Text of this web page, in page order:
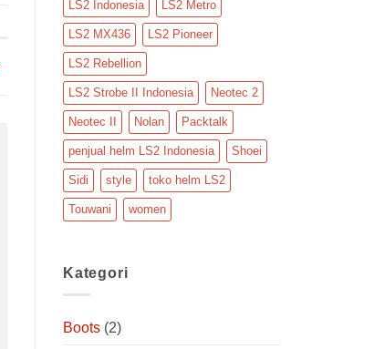
LS2 Indonesia LS2 Metro
LS2 MX436 LS2 Pioneer
LS2 Rebellion
LS2 Strobe II Indonesia Neotec 2
Neotec II Nolan Packtalk
penjual helm LS2 Indonesia Shoei
Sidi style toko helm LS2
Touwani women
Kategori
Boots (2)